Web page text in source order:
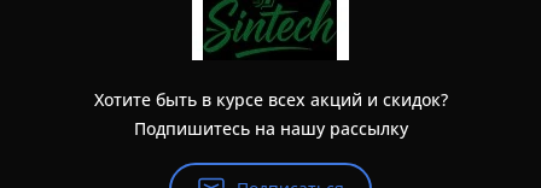
Хотите быть в курсе всех акций и скидок?
Подпишитесь на нашу рассылку